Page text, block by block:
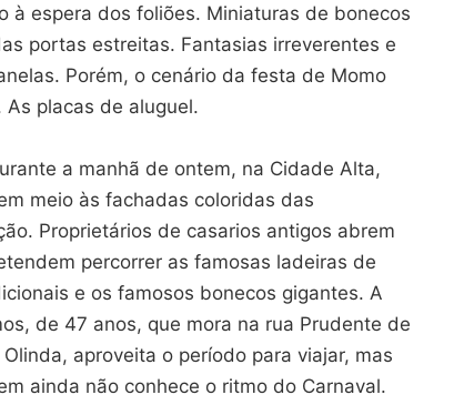
à espera dos foliões. Miniaturas de bonecos
portas estreitas. Fantasias irreverentes e
Porém, o cenário da festa de Momo
placas de aluguel.
a manhã de ontem, na Cidade Alta,
meio às fachadas coloridas das
Proprietários de casarios antigos abrem
percorrer as famosas ladeiras de
e os famosos bonecos gigantes. A
de 47 anos, que mora na rua Prudente de
aproveita o período para viajar, mas
ainda não conhece o ritmo do Carnaval.